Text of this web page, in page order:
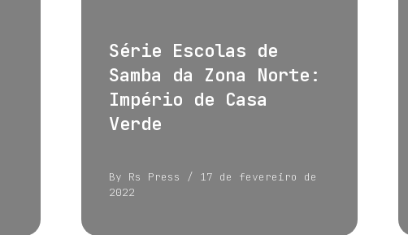
Série Escolas de
Samba da Zona Norte:
Império de Casa
Verde
By Rs Press
/ 17 de fevereiro de
2022